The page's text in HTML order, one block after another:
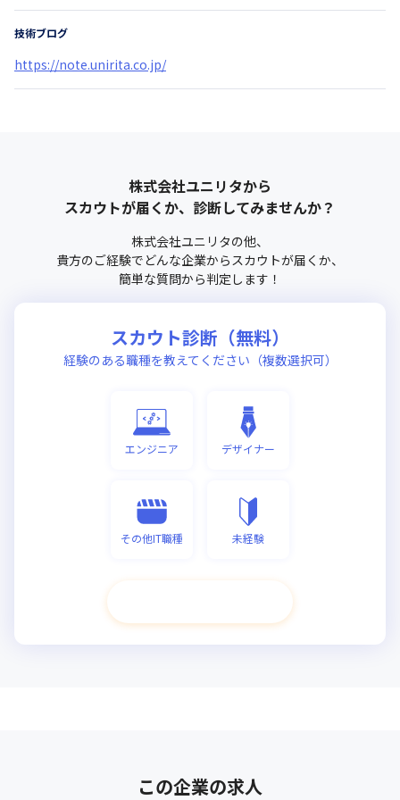
技術ブログ
https://note.unirita.co.jp/
株式会社ユニリタから
スカウトが届くか、診断してみませんか？
株式会社ユニリタの他、
貴方のご経験でどんな企業からスカウトが届くか、
簡単な質問から判定します！
スカウト診断（無料）
経験のある職種を教えてください（複数選択可）
エンジニア デザイナー
その他IT職種 未経験
この企業の求人